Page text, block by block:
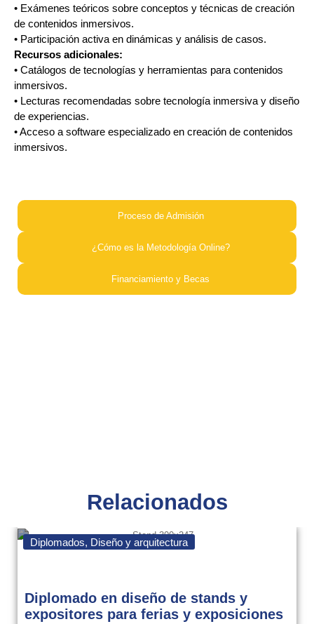
• Exámenes teóricos sobre conceptos y técnicas de creación
de contenidos inmersivos.
• Participación activa en dinámicas y análisis de casos.
Recursos adicionales:
• Catálogos de tecnologías y herramientas para contenidos
inmersivos.
• Lecturas recomendadas sobre tecnología inmersiva y diseño
de experiencias.
• Acceso a software especializado en creación de contenidos
inmersivos.
Proceso de Admisión​
¿Cómo es la Metodología Online?​
Financiamiento y Becas​
Relacionados
Diplomados, Diseño y arquitectura
Diplomado en diseño de stands y
expositores para ferias y exposiciones